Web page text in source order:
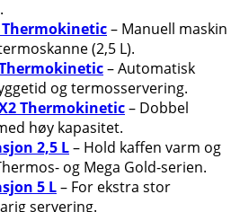
Thermokinetic– Manuell maskin
(2,5 L).
– Automatisk
og termosservering.
Thermokinetic– Dobbel
høy kapasitet.
2,5 L– Hold kaffen varm og
og Mega Gold-serien.
5 L– For ekstra stor
servering.